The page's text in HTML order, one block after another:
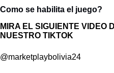
Como se habilita el juego?
MIRA EL SIGUIENTE VIDEO
NUESTRO TIKTOK
@marketplaybolivia24